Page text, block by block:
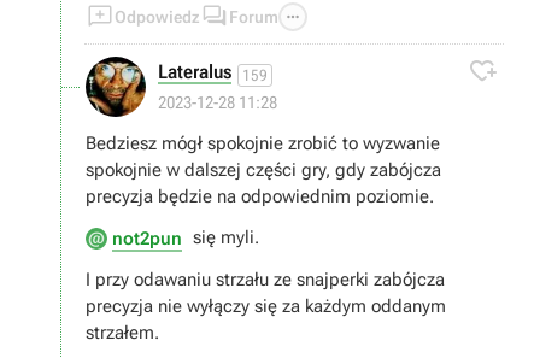
Odpowiedz  Forum 
Lateralus 159
2023-12-28 11:28

Bedziesz mógł spokojnie zrobić to wyzwanie
spokojnie w dalszej części gry, gdy zabójcza
precyzja będzie na odpowiednim poziomie.
not2pun się myli.
I przy odawaniu strzału ze snajperki zabójcza
precyzja nie wyłączy się za każdym oddanym
strzałem.